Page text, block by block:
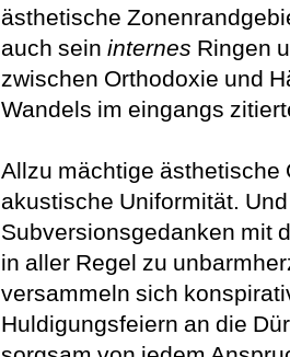
ästhetische
auch sein internes Ringen
zwischen Orthodoxie und
Wandels im eingangs
Allzu mächtige ästhetische
akustische Uniformität.
Subversionsgedanken mit
in aller Regel zu
versammeln sich
Huldigungsfeiern an die